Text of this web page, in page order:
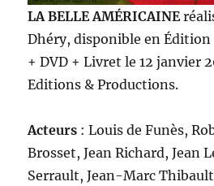
LA BELLE AMÉRICAINE
Dhéry, disponible en
+ DVD + Livret le 12 janvier
Editions & Productions.
Acteurs : Louis de Funès,
Brosset, Jean Richard, Jean
Serrault, Jean-Marc